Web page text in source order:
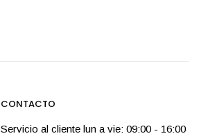
CONTACTO
Servicio al cliente lun a vie: 09:00 - 16:00